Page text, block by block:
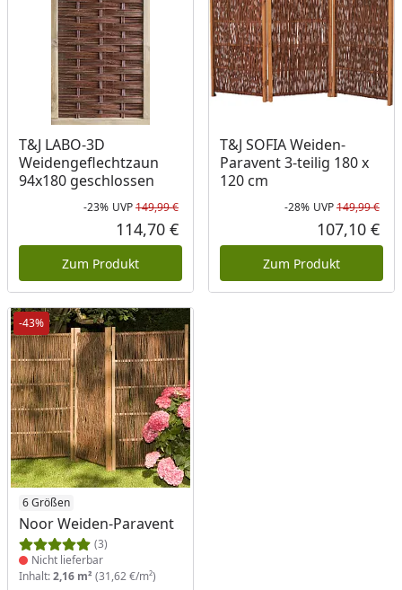
T&J LABO-3D
Weidengeflechtzaun
94x180 geschlossen
Rabatt in Prozent
-23%
Ursprünglicher Preis
UVP149,99 €
Aktueller Preis
114,70 €
Zum Produkt
T&J SOFIA Weiden-
Paravent 3-teilig 180 x
120 cm
-28% UVP149,99 €
107,10 €
Zum Produkt
-43%
6 Größen
Noor Weiden-Paravent
(3)
Produkt nicht lieferbar
Nicht lieferbar
Inhalt:2,16 m² (31,62 €/m²)